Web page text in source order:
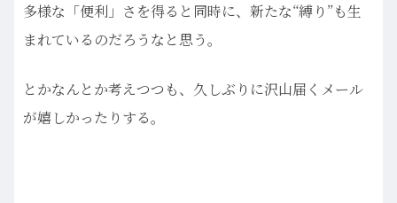
多様な「便利」さを得ると同時に、新たな“縛り”も生
まれているのだろうなと思う。
とかなんとか考えつつも、久しぶりに沢山届くメール
が嬉しかったりする。